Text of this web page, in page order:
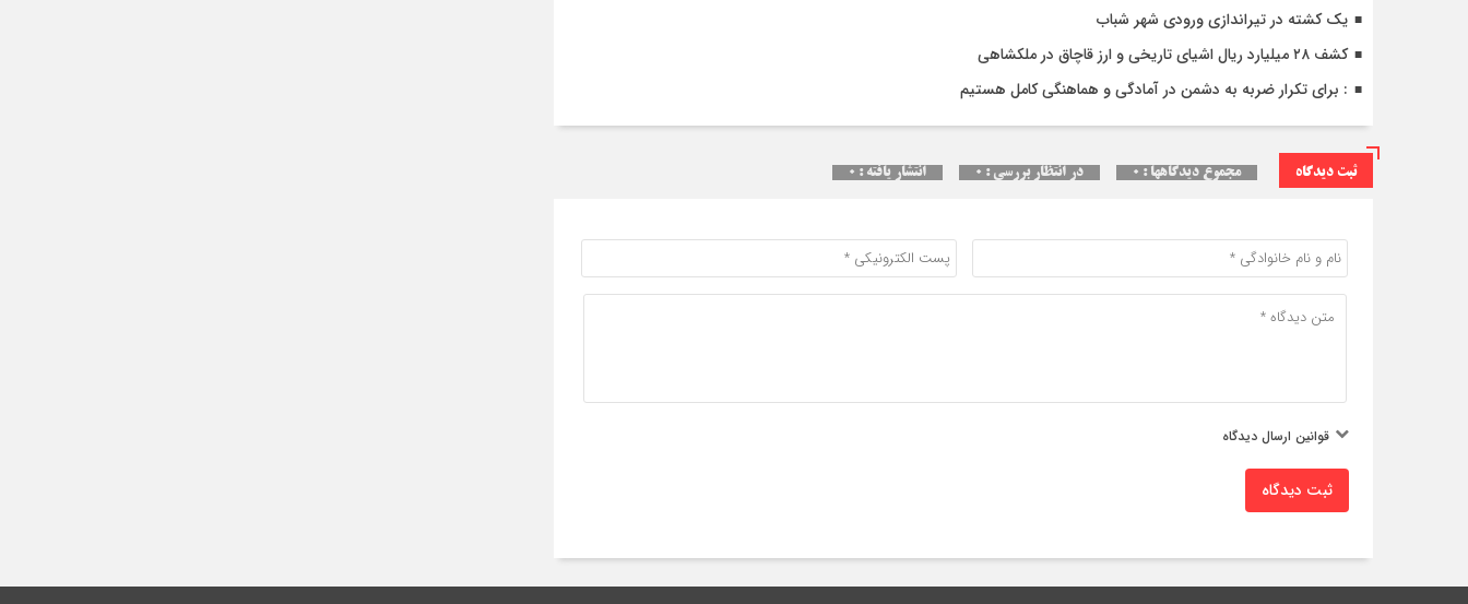
یک کشته در تیراندازی ورودی شهر شباب
کشف ۲۸ میلیارد ریال اشیای تاریخی و ارز قاچاق در ملکشاهی
: برای تکرار ضربه به دشمن در آمادگی و هماهنگی کامل هستیم
ثبت دیدگاه مجموع دیدگاهها : ۰ در انتظار بررسی : ۰ انتشار یافته : ۰
قوانین ارسال دیدگاه
ثبت دیدگاه